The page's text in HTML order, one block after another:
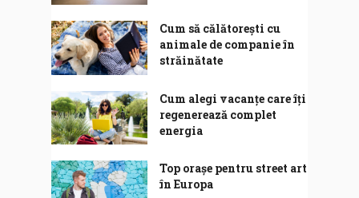
Cum să călătorești cu
animale de companie în
străinătate
Cum alegi vacanțe care îți
regenerează complet
energia
Top orașe pentru street art
în Europa